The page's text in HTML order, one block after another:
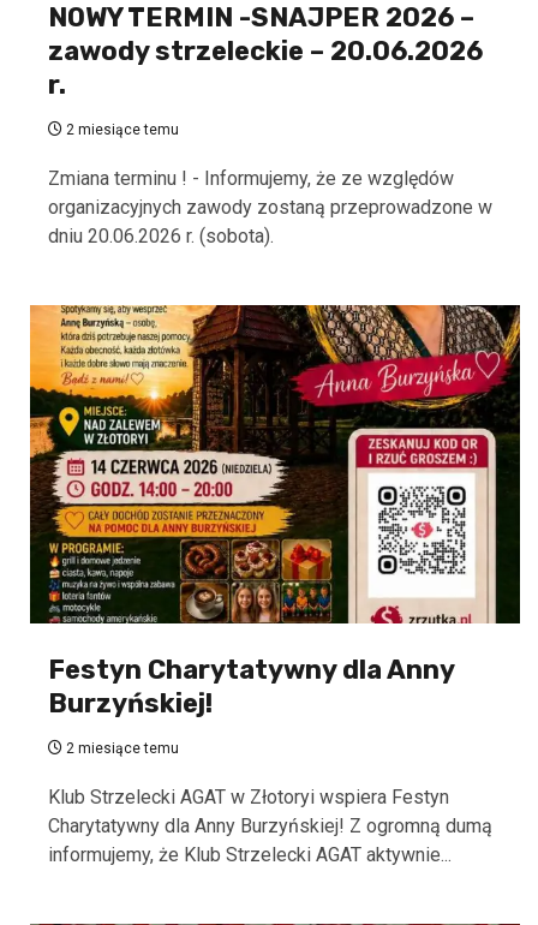
NOWY TERMIN -SNAJPER 2026 –
zawody strzeleckie – 20.06.2026
r.
2 miesiące temu
Zmiana terminu ! - Informujemy, że ze względów
organizacyjnych zawody zostaną przeprowadzone w
dniu 20.06.2026 r. (sobota).
Festyn Charytatywny dla Anny
Burzyńskiej!
2 miesiące temu
Klub Strzelecki AGAT w Złotoryi wspiera Festyn
Charytatywny dla Anny Burzyńskiej! Z ogromną dumą
informujemy, że Klub Strzelecki AGAT aktywnie...